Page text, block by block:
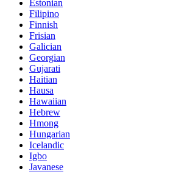
Estonian
Filipino
Finnish
Frisian
Galician
Georgian
Gujarati
Haitian
Hausa
Hawaiian
Hebrew
Hmong
Hungarian
Icelandic
Igbo
Javanese